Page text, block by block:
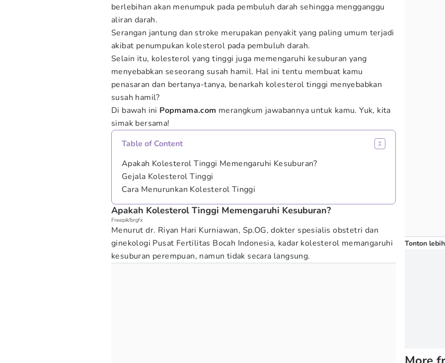
berlebihan akan menumpuk pada pembuluh darah sehingga mengganggu
aliran darah.
Serangan jantung dan stroke merupakan penyakit yang paling umum terjadi
akibat penumpukan kolesterol pada pembuluh darah.
Selain itu, kolesterol yang tinggi juga memengaruhi kesuburan yang
menyebabkan seseorang susah hamil. Hal ini tentu membuat kamu
penasaran dan bertanya-tanya, benarkah kolesterol tinggi menyebabkan
susah hamil?
Di bawah ini Popmama.com merangkum jawabannya untuk kamu. Yuk, kita
simak bersama!
Table of Content
Apakah Kolesterol Tinggi Memengaruhi Kesuburan?
Gejala Kolesterol Tinggi
Cara Menurunkan Kolesterol Tinggi
Apakah Kolesterol Tinggi Memengaruhi Kesuburan?
Freepik/brgfx
Menurut dr. Riyan Hari Kurniawan, Sp.OG, dokter spesialis obstetri dan
ginekologi Pusat Fertilitas Bocah Indonesia, kadar kolesterol memangaruhi
kesuburan perempuan, namun tidak secara langsung.
Tonton